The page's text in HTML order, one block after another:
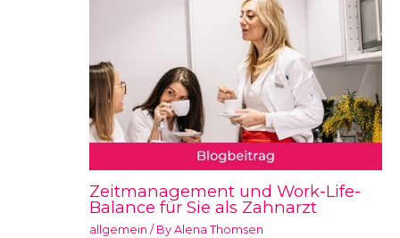
Zeitmanagement und Work-Life-
Balance für Sie als Zahnarzt
allgemein / By Alena Thomsen